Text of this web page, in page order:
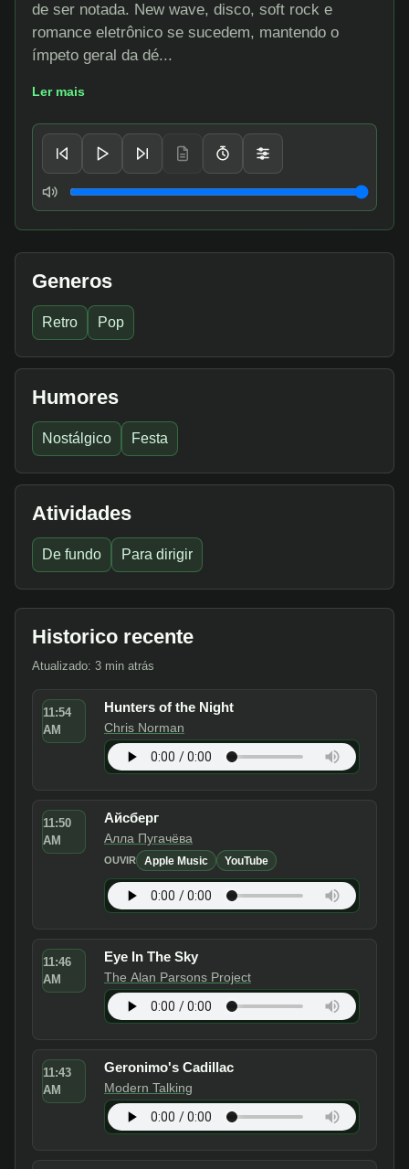
de ser notada. New wave, disco, soft rock e
romance eletrônico se sucedem, mantendo o
ímpeto geral da dé...
Ler mais
Controles do player
Volume
Generos
Retro Pop
Humores
Nostálgico Festa
Atividades
De fundo Para dirigir
Historico recente
Atualizado: 3 min atrás
11:54
AM
Hunters of the Night
Chris Norman
11:50
AM
Айсберг
Алла Пугачёва
OUVIR Apple Music YouTube
11:46
AM
Eye In The Sky
The Alan Parsons Project
11:43
AM
Geronimo's Cadillac
Modern Talking